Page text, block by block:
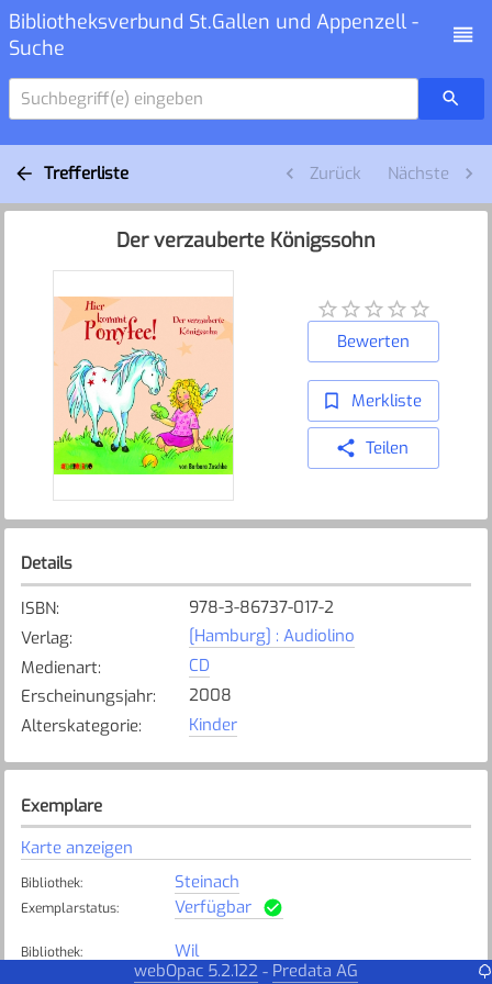
Bibliotheksverbund St.Gallen und Appenzell -
Suche
Suchbegriff(e) eingeben
Trefferliste Zurück Nächste
Der verzauberte Königssohn
Bewerten
Merkliste
Teilen
Details
ISBN:
978-3-86737-017-2
Verlag:
[Hamburg] : Audiolino
Medienart:
CD
Erscheinungsjahr:
2008
Alterskategorie: Kinder
Exemplare
Karte anzeigen
Bibliothek: Steinach
Exemplarstatus: Verfügbar
Bibliothek: Wil
Nicht verfügbar
webOpac 5.2.122 - Predata AG